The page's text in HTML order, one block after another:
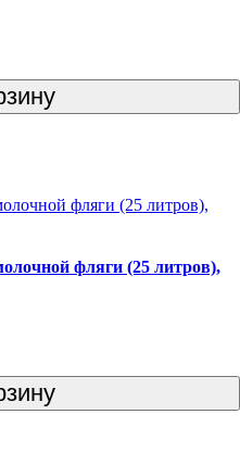
фляги (25 литров),